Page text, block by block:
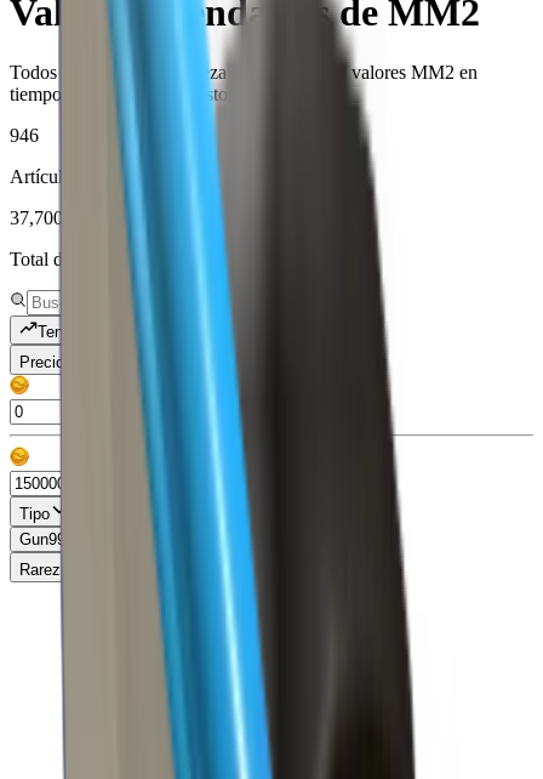
Valores legendarios de MM2
Todos los artículos de rareza Legendary con valores MM2 en
tiempo real, demanda e historial.
946
Artículos únicos registrados
37,700,344
Total de textos revisados
Tendencia
Precio
Tipo
Gun99+ Pet
Rareza